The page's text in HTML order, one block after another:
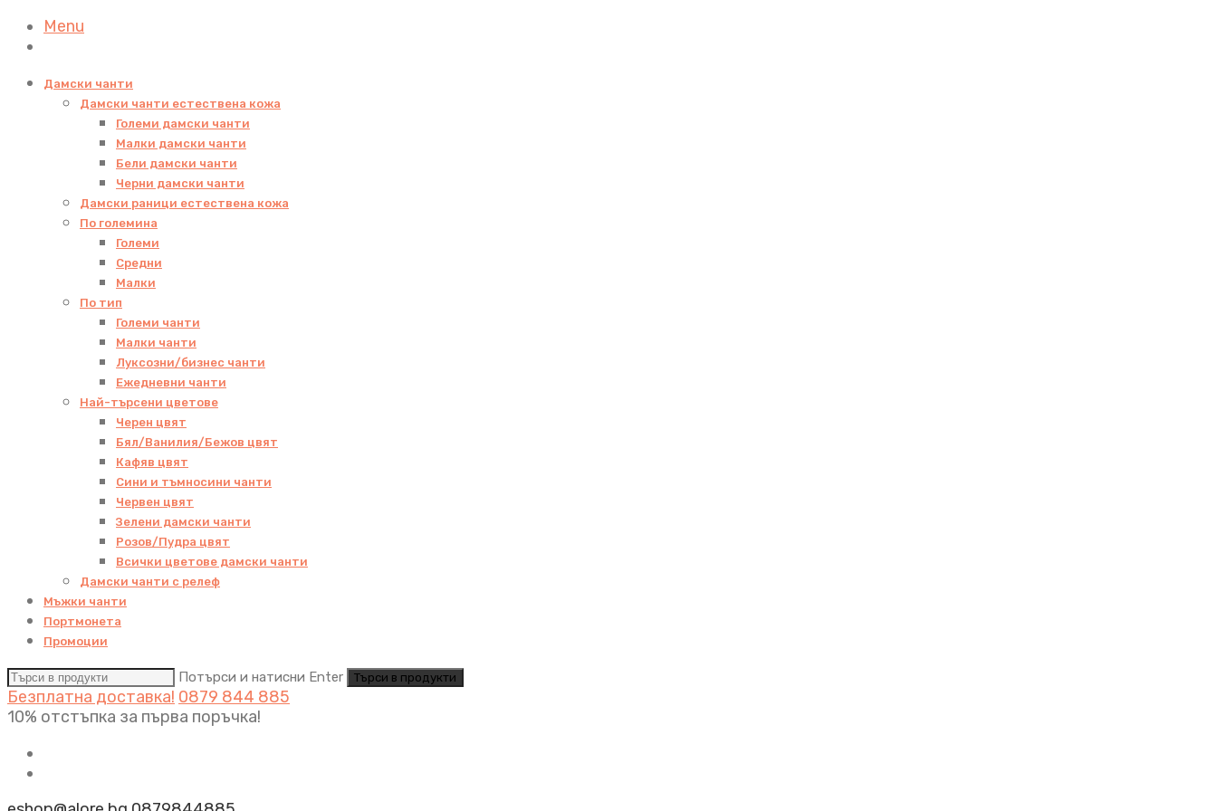
Menu
Дамски чанти
Дамски чанти естествена кожа
Големи дамски чанти
Малки дамски чанти
Бели дамски чанти
Черни дамски чанти
Дамски раници естествена кожа
По големина
Големи
Средни
Малки
По тип
Големи чанти
Малки чанти
Луксозни/бизнес чанти
Ежедневни чанти
Най-търсени цветове
Черен цвят
Бял/Ванилия/Бежов цвят
Кафяв цвят
Сини и тъмносини чанти
Червен цвят
Зелени дамски чанти
Розов/Пудра цвят
Всички цветове дамски чанти
Дамски чанти с релеф
Мъжки чанти
Портмонета
Промоции
Потърси и натисни Enter
Безплатна доставка! 0879 844 885
10% отстъпка за първа поръчка!